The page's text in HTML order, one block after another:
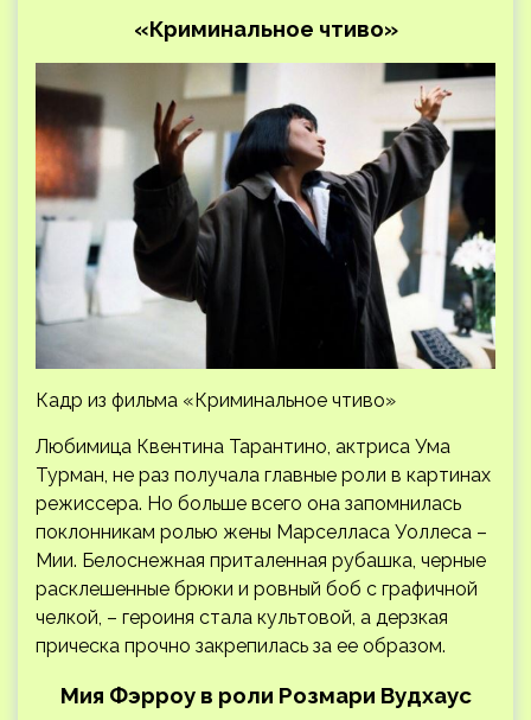
«Криминальное чтиво»
Кадр из фильма «Криминальное чтиво»
Любимица Квентина Тарантино, актриса Ума
Турман, не раз получала главные роли в картинах
режиссера. Но больше всего она запомнилась
поклонникам ролью жены Марселласа Уоллеса –
Мии. Белоснежная приталенная рубашка, черные
расклешенные брюки и ровный боб с графичной
челкой, – героиня стала культовой, а дерзкая
прическа прочно закрепилась за ее образом.
Мия Фэрроу в роли Розмари Вудхаус